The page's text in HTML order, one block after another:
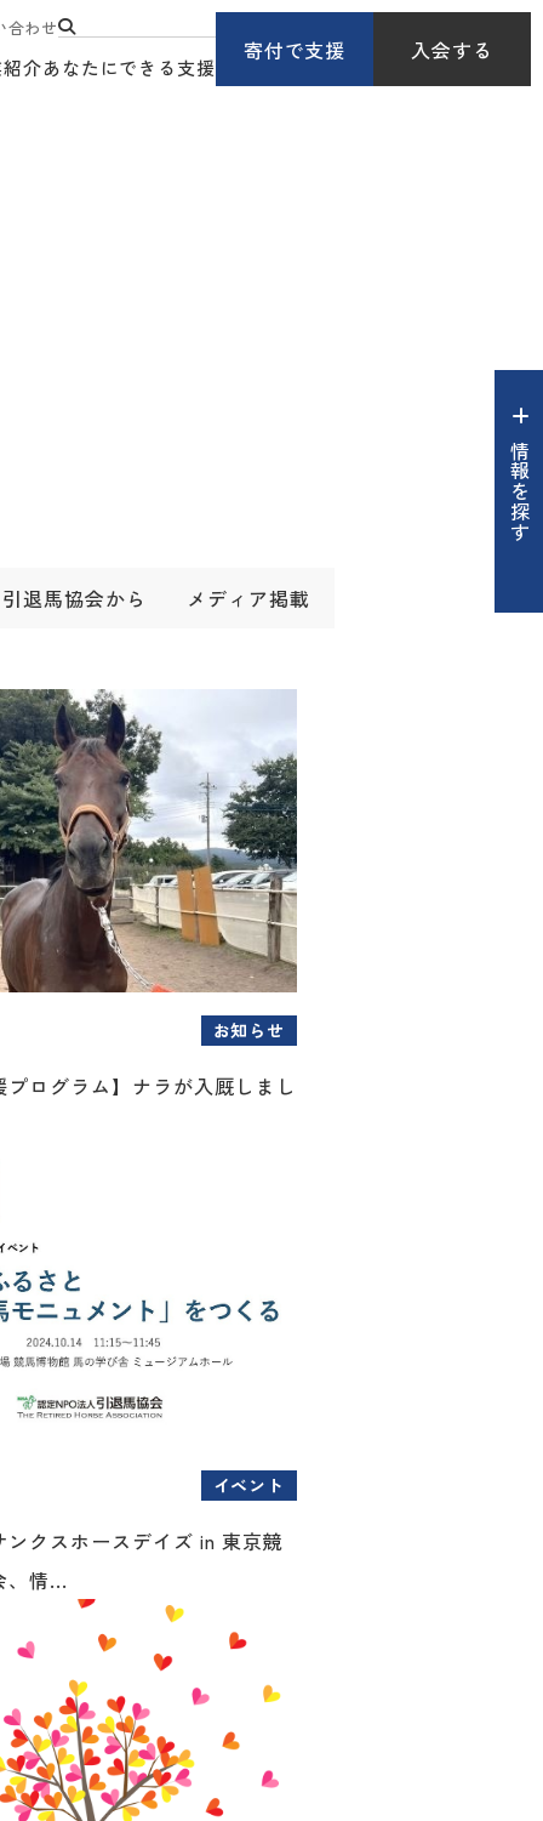
合わせ
介あなたにできる支援
寄付で支援 入会する
情報を探す
引退馬協会から メディア掲載
お知らせ
ログラム】ナラが入厩しまし
イベント
ンクスホースデイズ in 東京競
、情...